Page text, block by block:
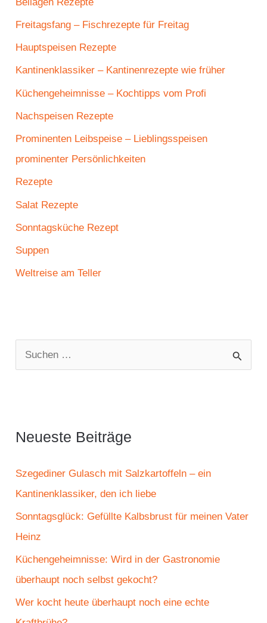
Freitagsfang – Fischrezepte für Freitag
Hauptspeisen Rezepte
Kantinenklassiker – Kantinenrezepte wie früher
Küchengeheimnisse – Kochtipps vom Profi
Nachspeisen Rezepte
Prominenten Leibspeise – Lieblingsspeisen
prominenter Persönlichkeiten
Rezepte
Salat Rezepte
Sonntagsküche Rezept
Suppen
Weltreise am Teller
u
e
n
a
c
h
Neueste Beiträge
Szegediner Gulasch mit Salzkartoffeln – ein
Kantinenklassiker, den ich liebe
Sonntagsglück: Gefüllte Kalbsbrust für meinen Vater
Heinz
Küchengeheimnisse: Wird in der Gastronomie
überhaupt noch selbst gekocht?
Wer kocht heute überhaupt noch eine echte